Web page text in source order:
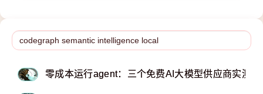
零成本运行agent：三个免费AI大模型供应商实测推